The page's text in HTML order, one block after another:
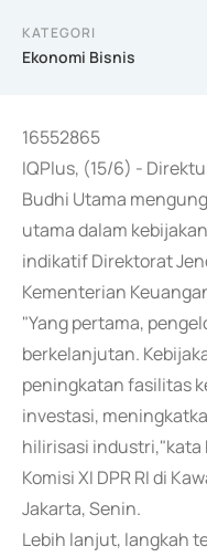
KATEGORI
Ekonomi Bisnis
16552865
IQPlus, (15/6) -
Budhi Utama
utama dalam
indikatif Direktorat
Kementerian
"Yang pertama,
berkelanjutan.
peningkatan fasilitas
investasi,
hilirisasi industri,"kata
Komisi XI DPR RI di
Jakarta, Senin.
Lebih lanjut, langkah